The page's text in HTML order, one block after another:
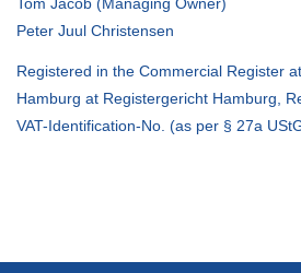
Peter Juul Christensen
Registered in the Commercial Register
Hamburg at Registergericht Hamburg,
VAT-Identification-No. (as per § 27a